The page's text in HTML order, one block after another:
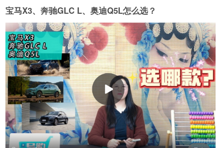
宝马X3、奔驰GLC L、奥迪Q5L怎么选？